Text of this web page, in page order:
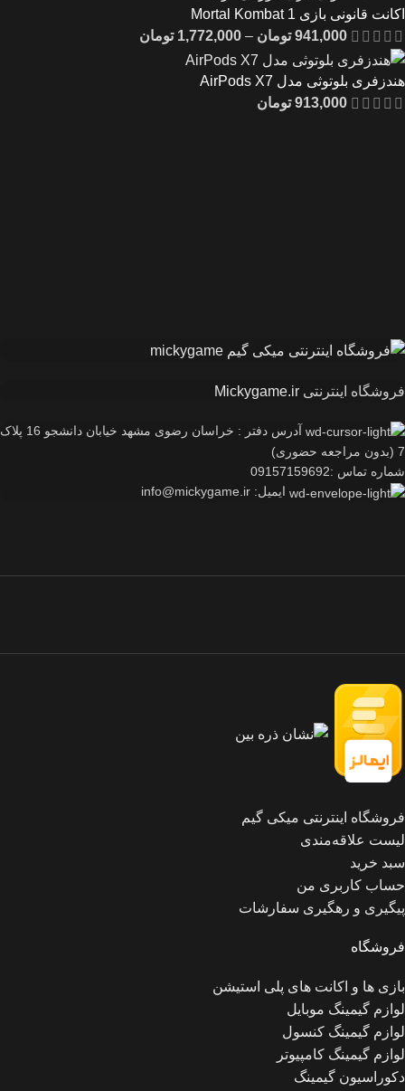
اکانت قانونی بازی Mortal Kombat 1
941,000 تومان –
1,772,000 تومان
هندزفری بلوتوثی مدل AirPods X7
913,000 تومان
فروشگاه اینترنتی
آدرس دفتر : خراسان رضوی مشهد خیابان دانشجو 16 پلاک
7 (بدون مراجعه حضوری)
شماره تماس :09157159692
ایمیل: info@mickygame.ir
فروشگاه اینترنتی میکی گیم
لیست علاقه‌مندی
سبد خرید
حساب کاربری من
پیگیری و رهگیری سفارشات
فروشگاه
بازی ها و اکانت های پلی استیشن
لوازم گیمینگ موبایل
لوازم گیمینگ کنسول
لوازم گیمینگ کامپیوتر
دکوراسیون گیمینگ